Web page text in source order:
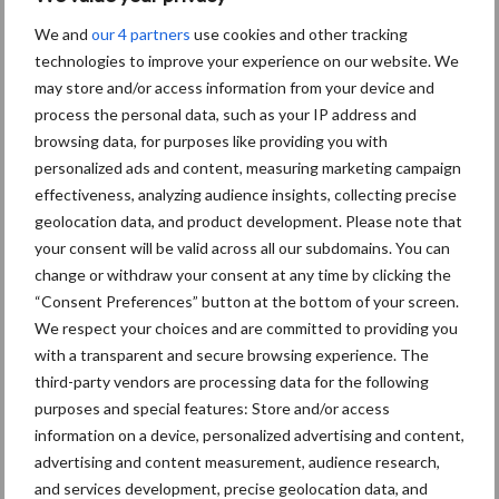
We and our 4 partners use cookies and other tracking
technologies to improve your experience on our website. We
may store and/or access information from your device and
process the personal data, such as your IP address and
browsing data, for purposes like providing you with
personalized ads and content, measuring marketing campaign
effectiveness, analyzing audience insights, collecting precise
geolocation data, and product development. Please note that
your consent will be valid across all our subdomains. You can
change or withdraw your consent at any time by clicking the
“Consent Preferences” button at the bottom of your screen.
We respect your choices and are committed to providing you
with a transparent and secure browsing experience. The
third-party vendors are processing data for the following
purposes and special features: Store and/or access
information on a device, personalized advertising and content,
advertising and content measurement, audience research,
and services development, precise geolocation data, and
volop in op dealers. Demaeght Agri is dan ook uitgegroeid tot een
hele sterke dealer voor ons. Ze focussen zich op service en dit
wordt erg gesmaakt door alle klanten. Ze zijn dan ook stevig
gegroeid de laatste jaren. Voor Dewulf is de Enduro een
belangrijke aanvulling binnen het gamma. De Kwatro heeft dan
weer andere features voor klanten die frontaal willen gaan
rooien, die een grotere bunker willen, of die aan de slag zijn in
de latere aardappelen of diverse groenteteelten zoals wortelen
of witloof. Al kan je ook met de Enduro wortelen rooien.”
Tekst en foto’s: Seppe Deckx
Aanbevolen voor jou! rooimachine
ROPA deelt instructievideo
over Keiler 2 RK22